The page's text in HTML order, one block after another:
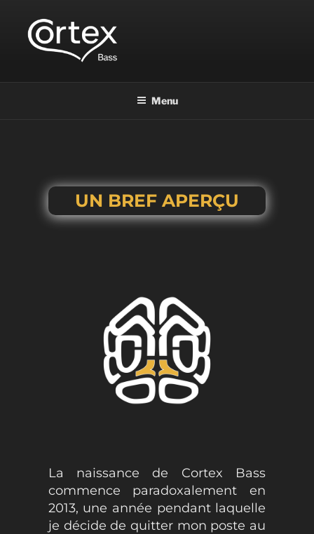
CORTEX BASS
Menu
UN BREF APERÇU
La naissance de Cortex Bass
commence paradoxalement en
2013, une année pendant laquelle
je décide de quitter mon poste au